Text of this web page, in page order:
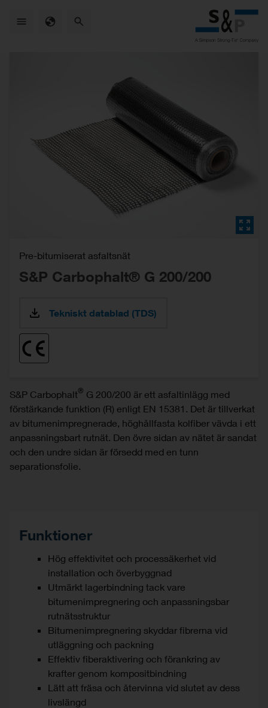
Pre-bitumiserat asfaltsnät
S&P Carbophalt® G 200/200
Tekniskt datablad (TDS)
S&P Carbophalt® G 200/200 är ett asfaltinlägg med
förstärkande funktion (R) enligt EN 15381. Det är tillverkat
av bitumenimpregnerade, höghållfasta kolfiber vävda i ett
anpassningsbart rutnät. Den övre sidan av nätet är sandat
och den undre sidan är försedd med en tunn
separationsfolie.
Funktioner
Hög effektivitet och processäkerhet vid
installation och överbyggnad
Utmärkt lagerbindning tack vare
bitumenimpregnering och anpassningsbar
rutnätsstruktur
Bitumenimpregnering skyddar fibrerna vid
utläggning och packning
Effektiv fiberaktivering och förankring av
krafter genom kompositbindning
Lätt att fräsa och återvinna vid slutet av dess
livslängd